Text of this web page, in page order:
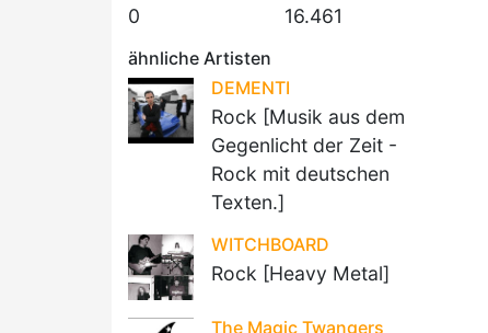
0
16.461
ähnliche Artisten
DEMENTI
Rock [Musik aus dem
Gegenlicht der Zeit -
Rock mit deutschen
Texten.]
WITCHBOARD
Rock [Heavy Metal]
The Magic Twangers